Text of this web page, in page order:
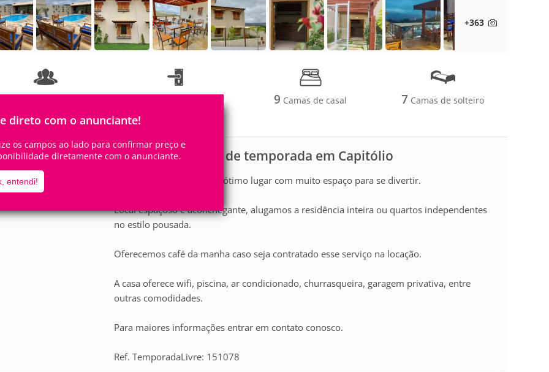
direto com o anunciante!
os campos ao lado para confirmar preço e
diretamente com o anunciante.
entendi!
+363
25 7 9 Camas de casal 7 Camas de solteiro
Casa para aluguel de temporada em Capitólio
Leve toda a família a este ótimo lugar com muito espaço para se divertir.
Local espaçoso e aconchegante, alugamos a residência inteira ou quartos independentes
no estilo pousada.
Oferecemos café da manha caso seja contratado esse serviço na locação.
A casa oferece wifi, piscina, ar condicionado, churrasqueira, garagem privativa, entre
outras comodidades.
Para maiores informações entrar em contato conosco.
Ref. TemporadaLivre: 151078